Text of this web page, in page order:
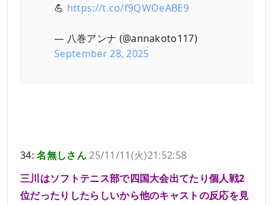
💪 https://t.co/f9QWOeABE9
— 八巻アンナ (@annakoto117)
September 28, 2025
34:名無しさん25/11/11(火)21:52:58
三川はソフトテニス部で四国大会出てたり個人戦2
位だったりしたらしいから他のキャストの反応を見